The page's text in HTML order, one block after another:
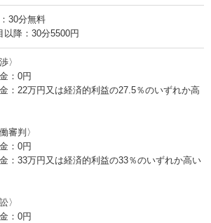
30分無料
以降：30分5500円
〉
：0円
：22万円又は経済的利益の27.5％のいずれか高
審判〉
：0円
：33万円又は経済的利益の33％のいずれか高い
〉
：0円